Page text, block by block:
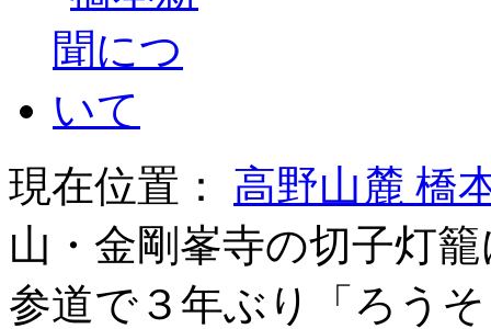
現在位置： 高野山麓 橋
山・金剛峯寺の切子灯
参道で３年ぶり「ろう